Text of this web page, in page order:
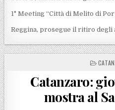
1° Meeting “Città di Melito di
Reggina, prosegue il ritiro degli
Catanzaro:
mostra al